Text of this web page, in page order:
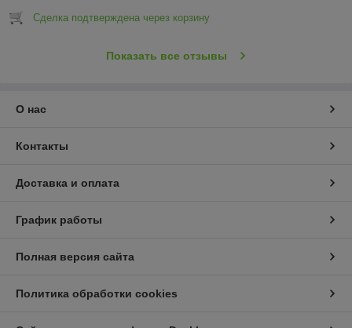
Сделка подтверждена через корзину
Показать все отзывы
О нас
Контакты
Доставка и оплата
График работы
Полная версия сайта
Политика обработки cookies